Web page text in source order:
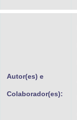
Autor(es) e
Colaborador(es):